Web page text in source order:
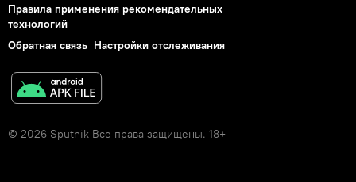
Правила применения рекомендательных
технологий
Обратная связь Настройки отслеживания
© 2026 Sputnik Все права защищены. 18+